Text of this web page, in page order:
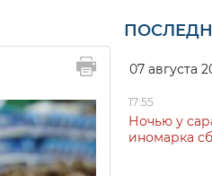
07 августа
17:55
Ночью у
иномарка